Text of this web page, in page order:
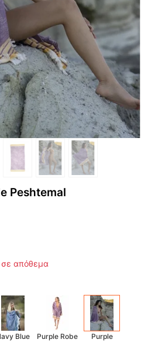
Peshtemal
σε απόθεμα
Blue Purple Robe Purple